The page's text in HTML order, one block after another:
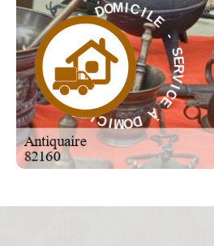
S
E
R
V
C
E
D
OMICILE -
SE
R
V
I
C
E
À
D
O
M
I
C
I
L
E
-